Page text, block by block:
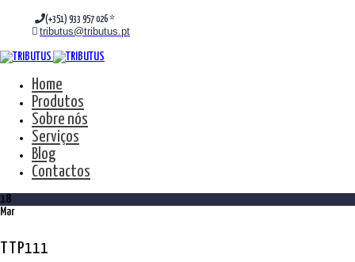
(+351) 933 957 026 *
tributus@tributus.pt
Home
Produtos
Sobre nós
Serviços
Blog
Contactos
18
Mar
TTP111